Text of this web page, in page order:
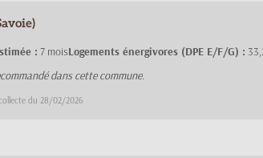
: 7 moisLogements énergivores (DPE E/F/G) :
dans cette commune.
du 28/02/2026